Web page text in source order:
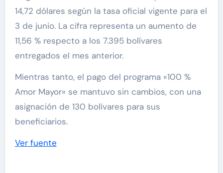
14,72 dólares según la tasa oficial vigente para el
3 de junio. La cifra representa un aumento de
11,56 % respecto a los 7.395 bolívares
entregados el mes anterior.
Mientras tanto, el pago del programa «100 %
Amor Mayor» se mantuvo sin cambios, con una
asignación de 130 bolívares para sus
beneficiarios.
Ver fuente